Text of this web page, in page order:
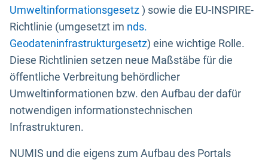
Umweltinformationsgesetz) sowie die EU-INSPIRE-
Richtlinie (umgesetzt im nds.
Geodateninfrastrukturgesetz) eine wichtige Rolle.
Diese Richtlinien setzen neue Maßstäbe für die
öffentliche Verbreitung behördlicher
Umweltinformationen bzw. den Aufbau der dafür
notwendigen informationstechnischen
Infrastrukturen.
NUMIS und die eigens zum Aufbau des Portals